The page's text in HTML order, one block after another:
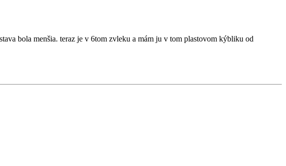
bola menšia. teraz je v 6tom zvleku a mám ju v tom plastovom kýbliku od